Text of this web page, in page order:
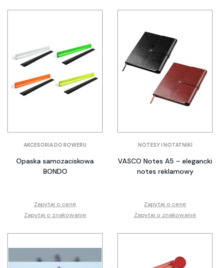
AKCESORIA DO ROWERU
Opaska samozaciskowa
BONDO
Zapytaj o cenę
Zapytaj o znakowanie
NOTESY I NOTATNIKI
VASCO Notes A5 – elegancki
notes reklamowy
Zapytaj o cenę
Zapytaj o znakowanie